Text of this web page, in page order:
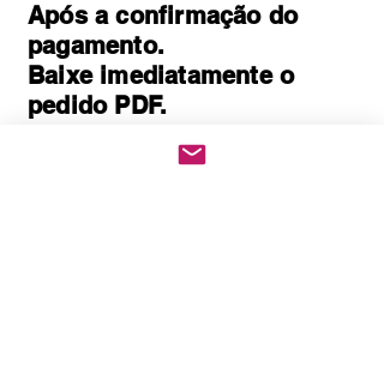
Após a confirmação do
pagamento.
Baixe imediatamente o
pedido PDF.
computador, celular,